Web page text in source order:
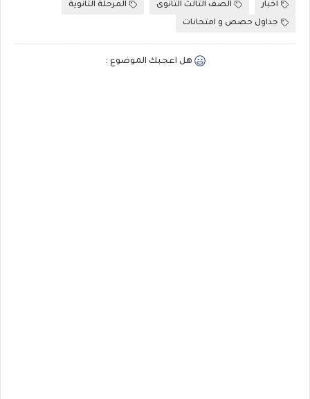
اخبار الصف الثالث الثانوى
المرحلة الثانوية
جداول حصص و امتحانات
هل اعجبك الموضوع :